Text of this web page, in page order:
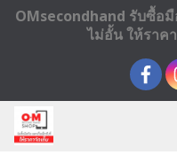
OMsecondhand รับซื้อ
ไม่อั้น ให้ราค